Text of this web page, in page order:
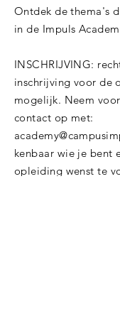
Ontdek de thema's
in de Impuls
INSCHRIJVING:
inschrijving voor de
mogelijk. Neem
contact op met:
kenbaar wie je bent
opleiding wenst te